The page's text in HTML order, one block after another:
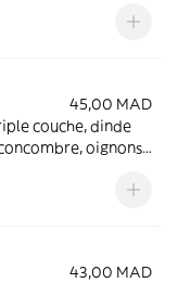
45,00 MAD
couche, dinde
oignons
43,00 MAD